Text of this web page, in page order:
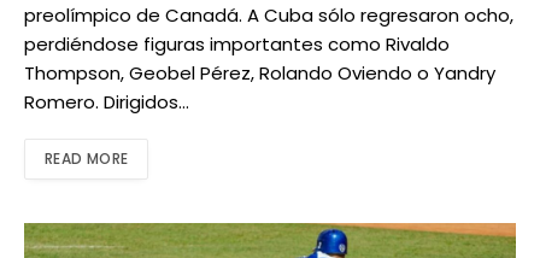
preolímpico de Canadá. A Cuba sólo regresaron ocho,
perdiéndose figuras importantes como Rivaldo
Thompson, Geobel Pérez, Rolando Oviendo o Yandry
Romero. Dirigidos…
READ MORE